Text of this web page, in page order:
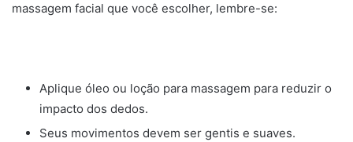
massagem facial que você escolher, lembre-se:
Aplique óleo ou loção para massagem para reduzir o
impacto dos dedos.
Seus movimentos devem ser gentis e suaves.